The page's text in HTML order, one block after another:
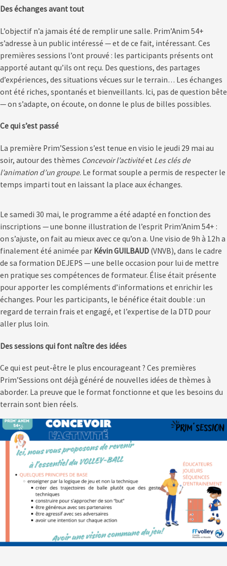
Des échanges avant tout
L’objectif n’a jamais été de remplir une salle. Prim’Anim 54+
s’adresse à un public intéressé — et de ce fait, intéressant. Ces
premières sessions l’ont prouvé : les participants présents ont
apporté autant qu’ils ont reçu. Des questions, des partages
d’expériences, des situations vécues sur le terrain… Les échanges
ont été riches, spontanés et bienveillants. Ici, pas de question bête
— on s’adapte, on écoute, on donne le plus de billes possibles.
Ce qui s’est passé
La première Prim’Session s’est tenue en visio le jeudi 29 mai au
soir, autour des thèmes Concevoir l’activitéet Les clés de
l’animation d’un groupe. Le format souple a permis de respecter le
temps imparti tout en laissant la place aux échanges.
Le samedi 30 mai, le programme a été adapté en fonction des
inscriptions — une bonne illustration de l’esprit Prim’Anim 54+ :
on s’ajuste, on fait au mieux avec ce qu’on a. Une visio de 9h à 12h a
finalement été animée par Kévin GUILBAUD (VNVB), dans le cadre
de sa formation DEJEPS — une belle occasion pour lui de mettre
en pratique ses compétences de formateur. Élise était présente
pour apporter les compléments d’informations et enrichir les
échanges. Pour les participants, le bénéfice était double : un
regard de terrain frais et engagé, et l’expertise de la DTD pour
aller plus loin.
Des sessions qui font naître des idées
Ce qui est peut-être le plus encourageant ? Ces premières
Prim’Sessions ont déjà généré de nouvelles idées de thèmes à
aborder. La preuve que le format fonctionne et que les besoins du
terrain sont bien réels.